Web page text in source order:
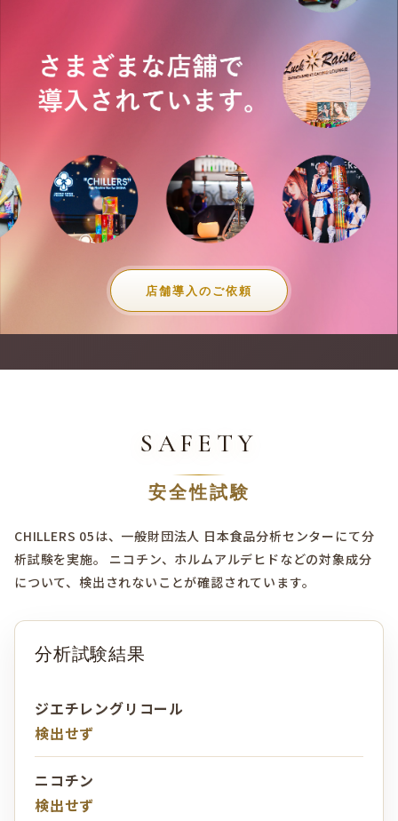
店舗導入のご依頼
SAFETY
安全性試験
CHILLERS 05は、一般財団法人 日本食品分析センターにて分
析試験を実施。 ニコチン、ホルムアルデヒドなどの対象成分
について、検出されないことが確認されています。
分析試験結果
ジエチレングリコール
検出せず
ニコチン
検出せず